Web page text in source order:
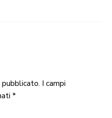
I campi
*